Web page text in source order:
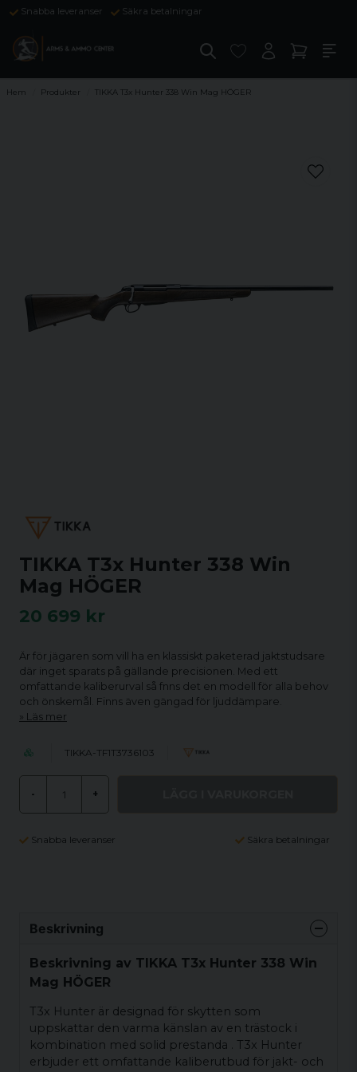
Snabba leveranser Säkra betalningar
Hem Produkter TIKKA T3x Hunter 338 Win Mag HÖGER
TIKKA T3x Hunter 338 Win
Mag HÖGER
20 699 kr
Är för jägaren som vill ha en klassiskt paketerad jaktstudsare
där inget sparats på gällande precisionen. Med ett
omfattande kaliberurval så fnns det en modell för alla behov
och önskemål. Finns även gängad för ljuddämpare.
Läs mer
TIKKA-TF1T3736103
- +
Snabba leveranser Säkra betalningar
Beskrivning
Beskrivning av TIKKA T3x Hunter 338 Win
Mag HÖGER
T3x Hunter är designad för skytten som
uppskattar den varma känslan av en trästock i
kombination med solid prestanda . T3x Hunter
erbjuder ett omfattande kaliberutbud för jakt- och